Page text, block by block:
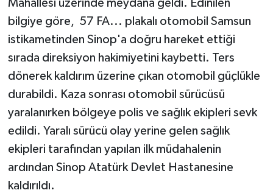
Mahallesi üzerinde meydana geldi. Edinilen
bilgiye göre, 57 FA... plakalı otomobil Samsun
istikametinden Sinop'a doğru hareket ettiği
sırada direksiyon hakimiyetini kaybetti. Ters
dönerek kaldırım üzerine çıkan otomobil güçlükle
durabildi. Kaza sonrası otomobil sürücüsü
yaralanırken bölgeye polis ve sağlık ekipleri sevk
edildi. Yaralı sürücü olay yerine gelen sağlık
ekipleri tarafından yapılan ilk müdahalenin
ardından Sinop Atatürk Devlet Hastanesine
kaldırıldı.